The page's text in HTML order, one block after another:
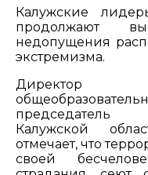
Калужские
продолжают
недопущения
экстремизма.
Директор
председатель
Калужской
отмечает, что
своей